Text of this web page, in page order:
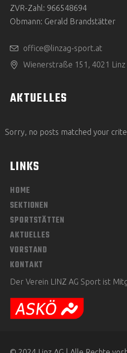
ZVR-Zahl: 966548694
Obmann: Gerald Brandstätter
office@linzag-sport.at
Wienerstraße 151, 4021 Linz
AKTUELLES
Sorry, no posts matched your
LINKS
HOME
SEKTIONEN
SPORTSTÄTTEN
AKTUELLES
VORSTAND
KONTAKT
Der Verein LINZ AG Sport ist